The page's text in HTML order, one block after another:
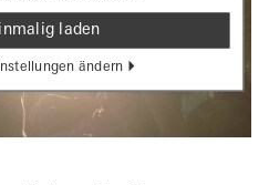
laden
ändern